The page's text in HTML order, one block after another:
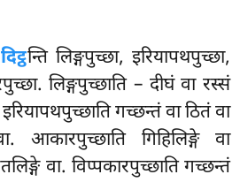
न्ति लिङ्गपुच्छा, इरियापथपुच्छा,
लिङ्गपुच्छाति – दीघं वा रस्सं
गच्छन्तं वा ठितंवा
आकारपुच्छाति गिहिलिङ्गे वा
वा. विप्पकारपुच्छाति गच्छन्तं